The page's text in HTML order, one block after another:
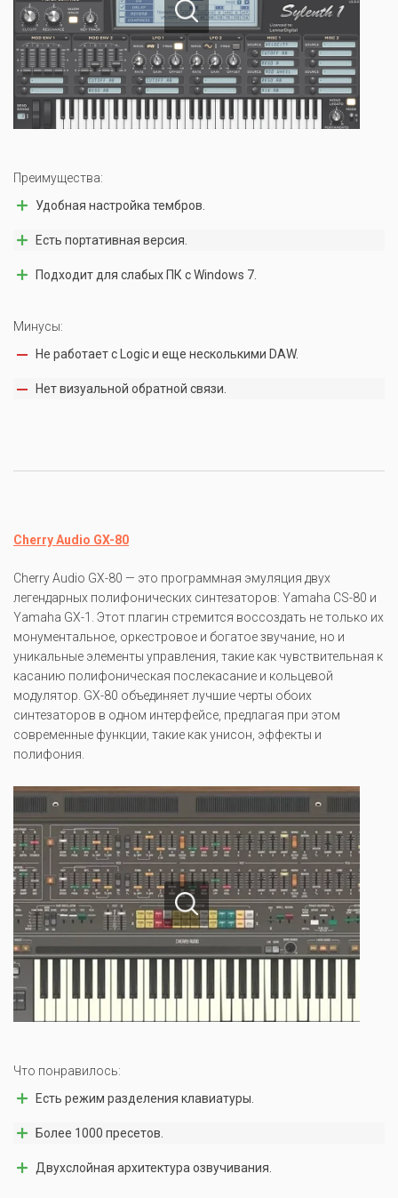
Преимущества:
Удобная настройка тембров.
Есть портативная версия.
Подходит для слабых ПК с Windows 7.
Минусы:
Не работает с Logic и еще несколькими DAW.
Нет визуальной обратной связи.
Cherry Audio GX-80
Cherry Audio GX-80 — это программная эмуляция двух
легендарных полифонических синтезаторов: Yamaha CS-80 и
Yamaha GX-1. Этот плагин стремится воссоздать не только их
монументальное, оркестровое и богатое звучание, но и
уникальные элементы управления, такие как чувствительная к
касанию полифоническая послекасание и кольцевой
модулятор. GX-80 объединяет лучшие черты обоих
синтезаторов в одном интерфейсе, предлагая при этом
современные функции, такие как унисон, эффекты и
полифония.
Что понравилось:
Есть режим разделения клавиатуры.
Более 1000 пресетов.
Двухслойная архитектура озвучивания.